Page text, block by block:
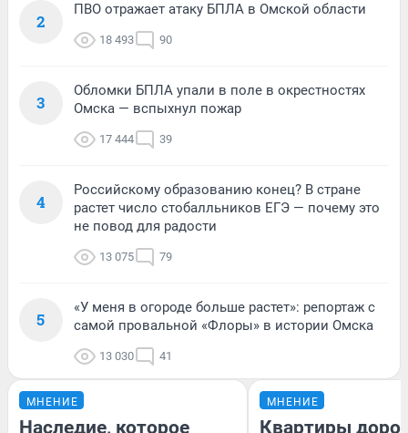
2
ПВО отражает атаку БПЛА в Омской области
18 493 90
3
Обломки БПЛА упали в поле в окрестностях
Омска — вспыхнул пожар
17 444 39
4
Российскому образованию конец? В стране
растет число стобалльников ЕГЭ — почему это
не повод для радости
13 075 79
5
«У меня в огороде больше растет»: репортаж с
самой провальной «Флоры» в истории Омска
13 030 41
МНЕНИЕ
Наследие, которое
МНЕНИЕ
Квартиры